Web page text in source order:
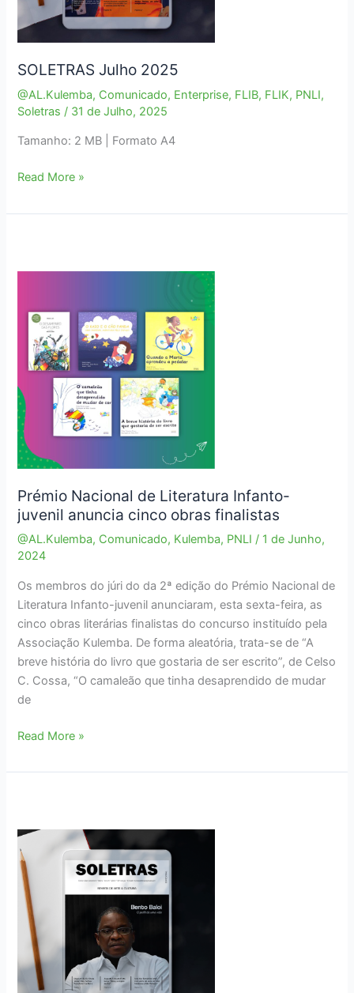
SOLETRAS Julho 2025
@AL.Kulemba, Comunicado, Enterprise, FLIB, FLIK, PNLI,
Soletras / 31 de Julho, 2025
Tamanho: 2 MB | Formato A4
SOLETRAS
2025
Read More »
Prémio Nacional de Literatura Infanto-
juvenil anuncia cinco obras finalistas
@AL.Kulemba, Comunicado, Kulemba, PNLI / 1 de Junho,
2024
Os membros do júri do da 2ª edição do Prémio Nacional de
Literatura Infanto-juvenil anunciaram, esta sexta-feira, as
cinco obras literárias finalistas do concurso instituído pela
Associação Kulemba. De forma aleatória, trata-se de “A
breve história do livro que gostaria de ser escrito”, de Celso
C. Cossa, “O camaleão que tinha desaprendido de mudar
de
Prémio
de
juvenil
anuncia
cinco
obras
finalistas
Read More »